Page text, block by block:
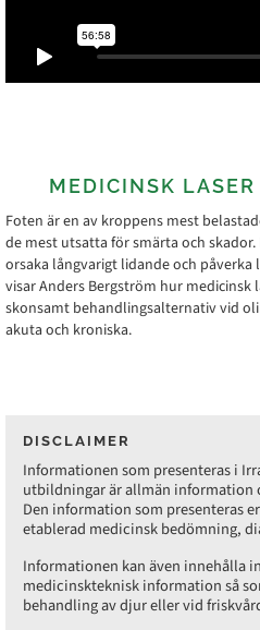
MEDICINSK
Foten är en av kroppens mest
de mest utsatta för smärta och
orsaka långvarigt lidande och
visar Anders Bergström hur
skonsamt behandlingsalternativ vid
akuta och kroniska.
DISCLAIMER
Informationen som presenteras i
utbildningar är allmän information
Den information som presenteras
etablerad medicinsk bedömning,
Informationen kan även innehålla
medicinskteknisk information så
behandling av djur eller vid